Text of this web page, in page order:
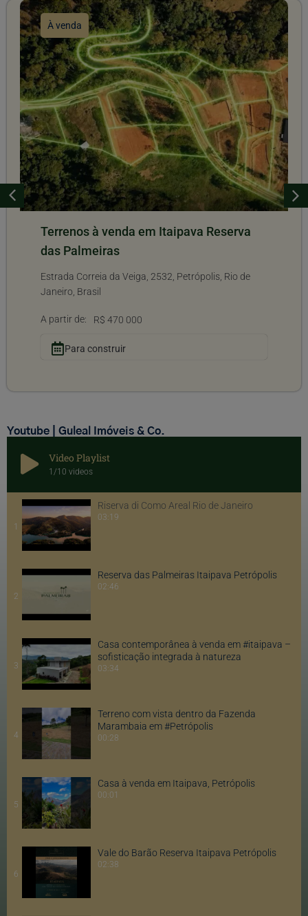
À venda
Terrenos à venda em Itaipava Reserva
das Palmeiras
Estrada Correia da Veiga, 2532, Petrópolis, Rio de
Janeiro, Brasil
A partir de: R$ 470 000
Para construir
Youtube | Guleal Imóveis & Co.
Video Playlist
1 /10 videos
1
Riserva di Como Areal Rio de Janeiro
03:19
2
Reserva das Palmeiras Itaipava Petrópolis
02:46
3
Casa contemporânea à venda em #itaipava –
sofisticação integrada à natureza
03:34
4
Terreno com vista dentro da Fazenda
Marambaia em #Petrópolis
00:28
5
Casa à venda em Itaipava, Petrópolis
00:01
6
Vale do Barão Reserva Itaipava Petrópolis
02:38